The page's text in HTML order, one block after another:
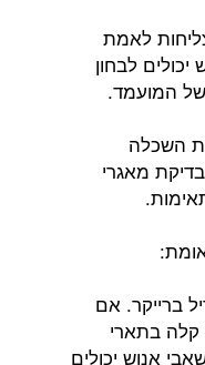
לאמת
לבחון
המועמד.
השכלה
מאגרי
ברייקר. אם
קלה בתארי
אנוש יכולים